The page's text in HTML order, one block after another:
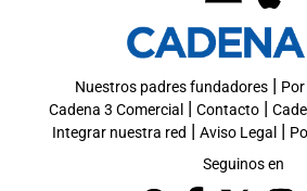
Nuestros padres fundadores|
Cadena 3 Comercial | Contacto|
Integrar nuestra red | Aviso Legal |
Seguinos en